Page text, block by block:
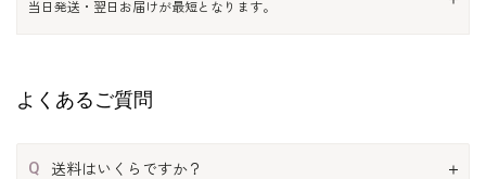
当日発送・翌日お届けが最短となります。
よくあるご質問
Q 送料はいくらですか？